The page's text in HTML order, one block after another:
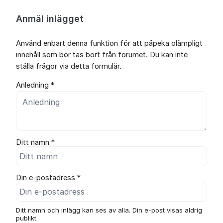
Anmäl inlägget
Använd enbart denna funktion för att påpeka olämpligt
innehåll som bör tas bort från forumet. Du kan inte
ställa frågor via detta formulär.
Anledning *
Ditt namn *
Din e-postadress *
Ditt namn och inlägg kan ses av alla. Din e-post visas aldrig
publikt.